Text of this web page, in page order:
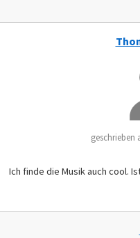
geschrieben
Ich finde die Musik auch cool.